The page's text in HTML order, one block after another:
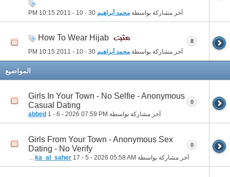
آخر مشاركة بواسطة محمد أبراهيم 10:15 PM
How To Wear Hijab
آخر مشاركة بواسطة محمد أبراهيم 10:15 PM
8
المواضيع
Girls In Your Town - No Selfie - Anonymous
Casual Dating
آخر مشاركة بواسطة abbed 1 - 6 - 2026 07:59 PM
0
Girls From Your Town - Anonymous Sex
Dating - No Verify
آخر مشاركة بواسطة houka_al_saher 17 - 5 - 2026 05:58 AM
0